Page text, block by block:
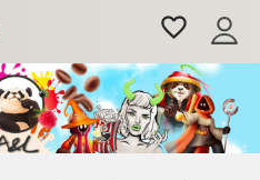
favorite_border